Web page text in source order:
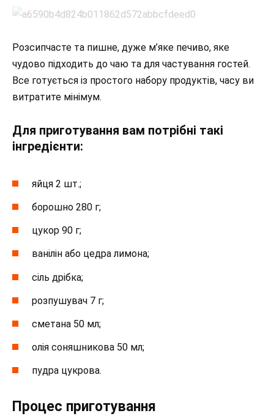
Розсипчасте та пишне, дуже м’яке печиво, яке
чудово підходить до чаю та для частування гостей.
Все готується із простого набору продуктів, часу ви
витратите мінімум.
Для приготування вам потрібні такі
інгредієнти:
яйця 2 шт.;
борошно 280 г;
цукор 90 г;
ванілін або цедра лимона;
сіль дрібка;
розпушувач 7 г;
сметана 50 мл;
олія соняшникова 50 мл;
пудра цукрова.
Процес приготування